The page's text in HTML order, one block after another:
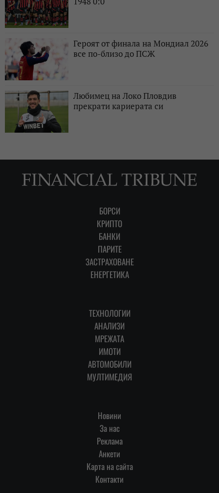
Героят от финала на Мондиал 2026
все по-близо до ПСЖ
Любимец на Локо Пловдив
прекрати кариерата си
БОРСИ
КРИПТО
БАНКИ
ПАРИТЕ
ЗАСТРАХОВАНЕ
ЕНЕРГЕТИКА
ТЕХНОЛОГИИ
АНАЛИЗИ
МРЕЖАТА
ИМОТИ
АВТОМОБИЛИ
МУЛТИМЕДИЯ
Новини
За нас
Реклама
Анкети
Карта на сайта
Контакти